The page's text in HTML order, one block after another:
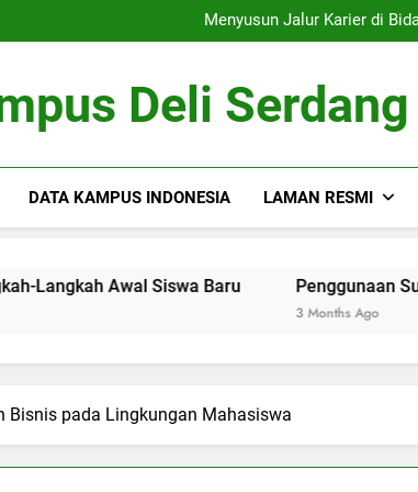
Menyusun Jalur Karier di Bidang Akademis: Langkah-Langkah
Penggunaan Sumber
Menyusun Jalur Karier di Bidang Akademis: Langkah-Langkah Awal
Penggunaan Sumber
Deli Serdang
DATA KAMPUS INDONESIA LAMAN RESMI
Langkah Awal Siswa Baru Penggunaan Sumber Daya
Bisnis pada Lingkungan Mahasiswa